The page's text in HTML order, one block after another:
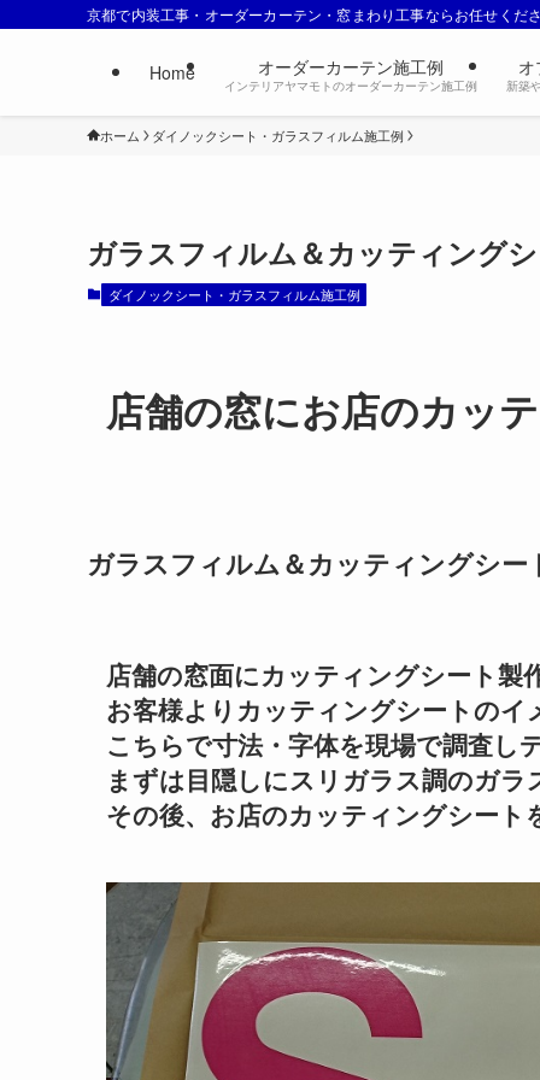
京都で内装工事・オーダーカーテン・窓まわり工事ならお任せくだ
Home オーダーカーテン施工例
インテリアヤマモトのオーダーカーテン施工例 新築
ホーム ダイノックシート・ガラスフィルム施工例
ガラスフィルム＆カッティング
ダイノックシート・ガラスフィルム施工例
店舗の窓にお店のカッ
ガラスフィルム＆カッティングシー
店舗の窓面にカッティングシート製
お客様よりカッティングシートのイ
こちらで寸法・字体を現場で調査し
まずは目隠しにスリガラス調のガラ
その後、お店のカッティングシート